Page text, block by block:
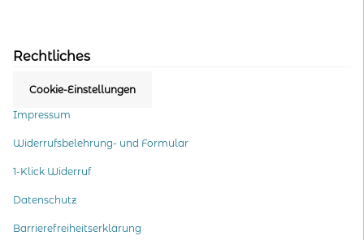
Rechtliches
Cookie-Einstellungen
Impressum
Widerrufsbelehrung- und Formular
1-Klick Widerruf
Datenschutz
Barrierefreiheitserklärung